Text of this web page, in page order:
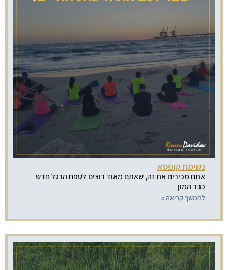
נשימת קופסא
אתם מכירים את זה, שאתם מאוד רוצים לטפח הרגל חדש
כבר המון
להמשך קריאה »